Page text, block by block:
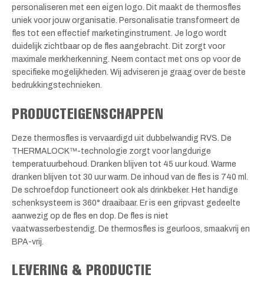
personaliseren met een eigen logo. Dit maakt de thermosfles
uniek voor jouw organisatie. Personalisatie transformeert de
fles tot een effectief marketinginstrument. Je logo wordt
duidelijk zichtbaar op de fles aangebracht. Dit zorgt voor
maximale merkherkenning. Neem contact met ons op voor de
specifieke mogelijkheden. Wij adviseren je graag over de beste
bedrukkingstechnieken.
PRODUCTEIGENSCHAPPEN
Deze thermosfles is vervaardigd uit dubbelwandig RVS. De
THERMALOCK™-technologie zorgt voor langdurige
temperatuurbehoud. Dranken blijven tot 45 uur koud. Warme
dranken blijven tot 30 uur warm. De inhoud van de fles is 740 ml.
De schroefdop functioneert ook als drinkbeker. Het handige
schenksysteem is 360° draaibaar. Er is een gripvast gedeelte
aanwezig op de fles en dop. De fles is niet
vaatwasserbestendig. De thermosfles is geurloos, smaakvrij en
BPA-vrij.
LEVERING & PRODUCTIE